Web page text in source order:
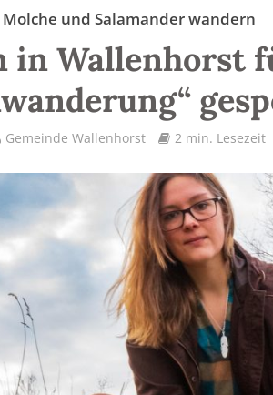
und Salamander wandern
in Wallenhorst
Gemeinde Wallenhorst 2 min. Lesezeit